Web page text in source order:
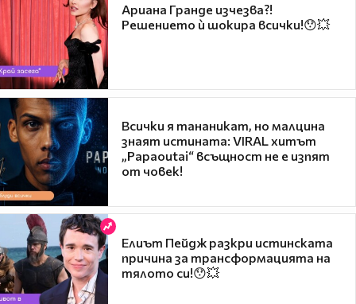
Ариана Гранде изчезва?!
Решението ѝ шокира всички!😯💥
Всички я тананикат, но малцина
знаят истината: VIRAL хитът
„Papaoutai“ всъщност не е изпят
от човек!
Елиът Пейдж разкри истинската
причина за трансформацията на
тялото си!😯💥